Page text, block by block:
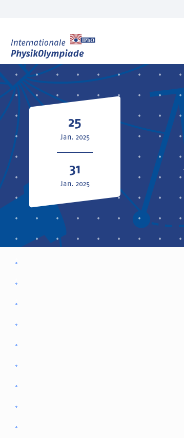
25
Jan. 2025
31
Jan. 2025